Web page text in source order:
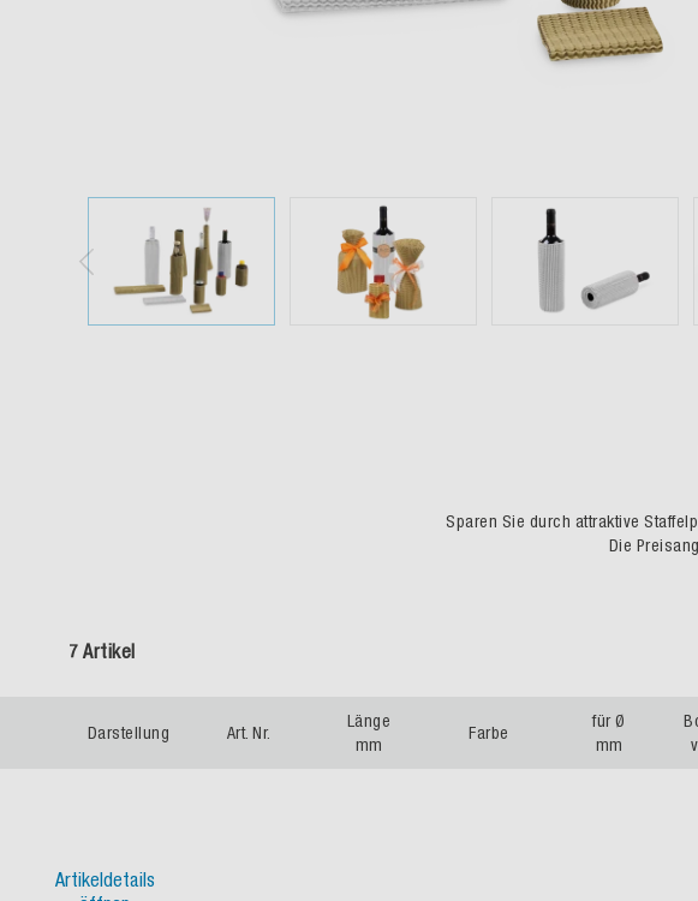
Sparen Sie durch attraktive
Die
7 Artikel
Darstellung Art. Nr.
Länge
mm
Farbe
für Ø
mm
Artikeldetails